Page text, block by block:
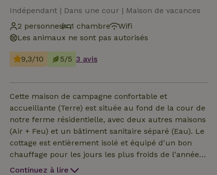
Indépendant | Dans une cour | Maison de vacances
2 personnes
1 chambre
Wifi
Les animaux ne sont pas autorisés
9,3/10 5/5 3 avis
Cette maison de campagne confortable et
accueillante (Terre) est située au fond de la cour de
notre ferme résidentielle, avec deux autres maisons
(Air + Feu) et un bâtiment sanitaire séparé (Eau). Le
cottage est entièrement isolé et équipé d'un bon
chauffage pour les jours les plus froids de l'année.
Un endroit calme avec de belles vues et de
Continuez à lire